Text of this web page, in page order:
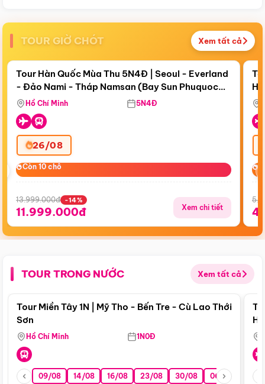
TOUR GIỜ CHÓT Xem tất cả
Còn18 ngày 21:27:37
Điểm nổi bật
Tour Hàn Quốc Mùa Thu 5N4Đ | Seoul - Everland
- Đảo Nami - Tháp Namsan (Bay Sun Phuquoc
Airways)
Hồ Chí Minh 5N4Đ
26/08
Còn 10 chỗ
Còn 10 chỗ
13.999.000đ -14%
11.999.000đ Xem chi tiết
TOUR TRONG NƯỚC Xem tất cả
Điểm nổi bật
Tour Miền Tây 1N | Mỹ Tho - Bến Tre - Cù Lao Thới
Sơn
Hồ Chí Minh 1N0Đ
09/08 14/08 16/08 23/08 30/08 06/09 13/09